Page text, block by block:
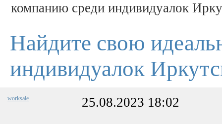
компанию среди индивидуалок
Найдите свою
индивидуалок
worksale 25.08.2023 18:02